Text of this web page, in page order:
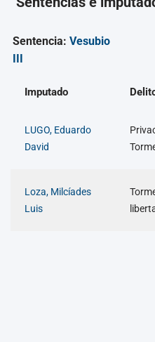
Sentencia:Vesubio
III
Imputado
LUGO, Eduardo
David
Loza, Milcíades
Luis